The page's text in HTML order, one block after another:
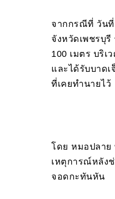
จากกรณีที่ วันที่
จังหวัดเพชรบุรี
100 เมตร บริ
และได้รับบาด
ที่เคยทำนายไว้
โดย หมอปลาย
เหตุการณ์หลัง
จอดกะทันหัน